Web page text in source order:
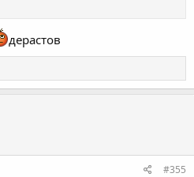
дерастов
#355